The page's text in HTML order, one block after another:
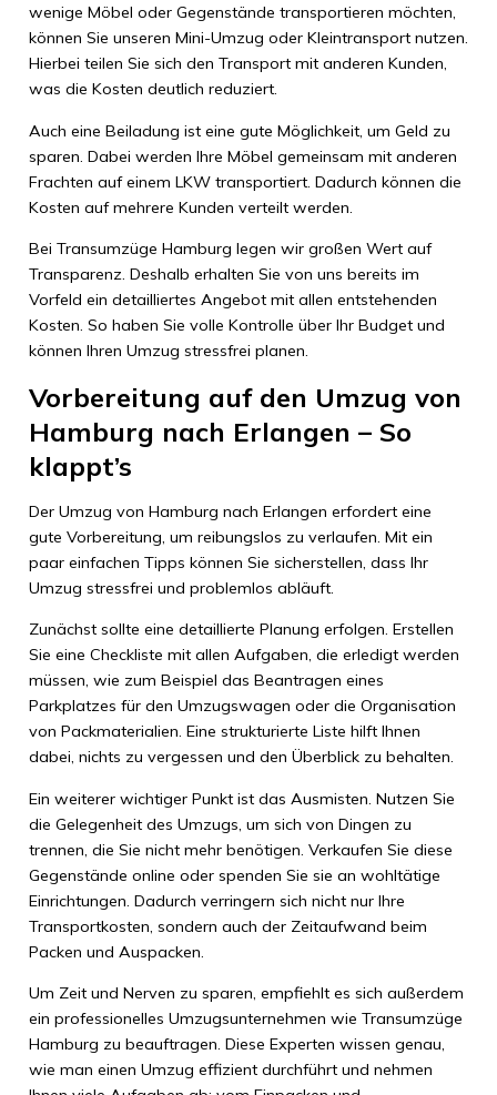
wenige Möbel oder Gegenstände transportieren möchten,
können Sie unseren Mini-Umzug oder Kleintransport nutzen.
Hierbei teilen Sie sich den Transport mit anderen Kunden,
was die Kosten deutlich reduziert.
Auch eine Beiladung ist eine gute Möglichkeit, um Geld zu
sparen. Dabei werden Ihre Möbel gemeinsam mit anderen
Frachten auf einem LKW transportiert. Dadurch können die
Kosten auf mehrere Kunden verteilt werden.
Bei Transumzüge Hamburg legen wir großen Wert auf
Transparenz. Deshalb erhalten Sie von uns bereits im
Vorfeld ein detailliertes Angebot mit allen entstehenden
Kosten. So haben Sie volle Kontrolle über Ihr Budget und
können Ihren Umzug stressfrei planen.
Vorbereitung auf den Umzug von
Hamburg nach Erlangen – So
klappt’s
Der Umzug von Hamburg nach Erlangen erfordert eine
gute Vorbereitung, um reibungslos zu verlaufen. Mit ein
paar einfachen Tipps können Sie sicherstellen, dass Ihr
Umzug stressfrei und problemlos abläuft.
Zunächst sollte eine detaillierte Planung erfolgen. Erstellen
Sie eine Checkliste mit allen Aufgaben, die erledigt werden
müssen, wie zum Beispiel das Beantragen eines
Parkplatzes für den Umzugswagen oder die Organisation
von Packmaterialien. Eine strukturierte Liste hilft Ihnen
dabei, nichts zu vergessen und den Überblick zu behalten.
Ein weiterer wichtiger Punkt ist das Ausmisten. Nutzen Sie
die Gelegenheit des Umzugs, um sich von Dingen zu
trennen, die Sie nicht mehr benötigen. Verkaufen Sie diese
Gegenstände online oder spenden Sie sie an wohltätige
Einrichtungen. Dadurch verringern sich nicht nur Ihre
Transportkosten, sondern auch der Zeitaufwand beim
Packen und Auspacken.
Um Zeit und Nerven zu sparen, empfiehlt es sich außerdem
ein professionelles Umzugsunternehmen wie Transumzüge
Hamburg zu beauftragen. Diese Experten wissen genau,
wie man einen Umzug effizient durchführt und nehmen